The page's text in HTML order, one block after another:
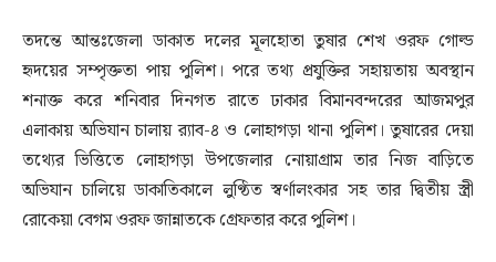
তদন্তে আন্তঃজেলা ডাকাত দলের মূলহোতা তুষার শেখ ওরফ গোল্ড
হৃদয়ের সম্পৃক্ততা পায় পুলিশ। পরে তথ্য প্রযুক্তির সহায়তায় অবস্থান
শনাক্ত করে শনিবার দিনগত রাতে ঢাকার বিমানবন্দরের আজমপুর
এলাকায় অভিযান চালায় র্যাব-৪ ও লোহাগড়া থানা পুলিশ। তুষারের দেয়া
তথ্যের ভিত্তিতে লোহাগড়া উপজেলার নোয়াগ্রাম তার নিজ বাড়িতে
অভিযান চালিয়ে ডাকাতিকালে লুণ্ঠিত স্বর্ণালংকার সহ তার দ্বিতীয় স্ত্রী
রোকেয়া বেগম ওরফ জান্নাতকে গ্রেফতার করে পুলিশ।